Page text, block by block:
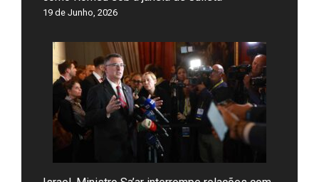
19 de Junho, 2026